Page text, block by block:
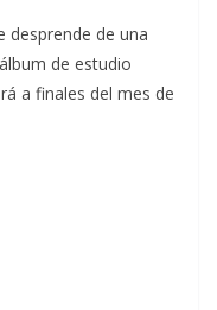
desprende de una
de estudio
a finales del mes de